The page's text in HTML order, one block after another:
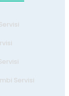
Servisi